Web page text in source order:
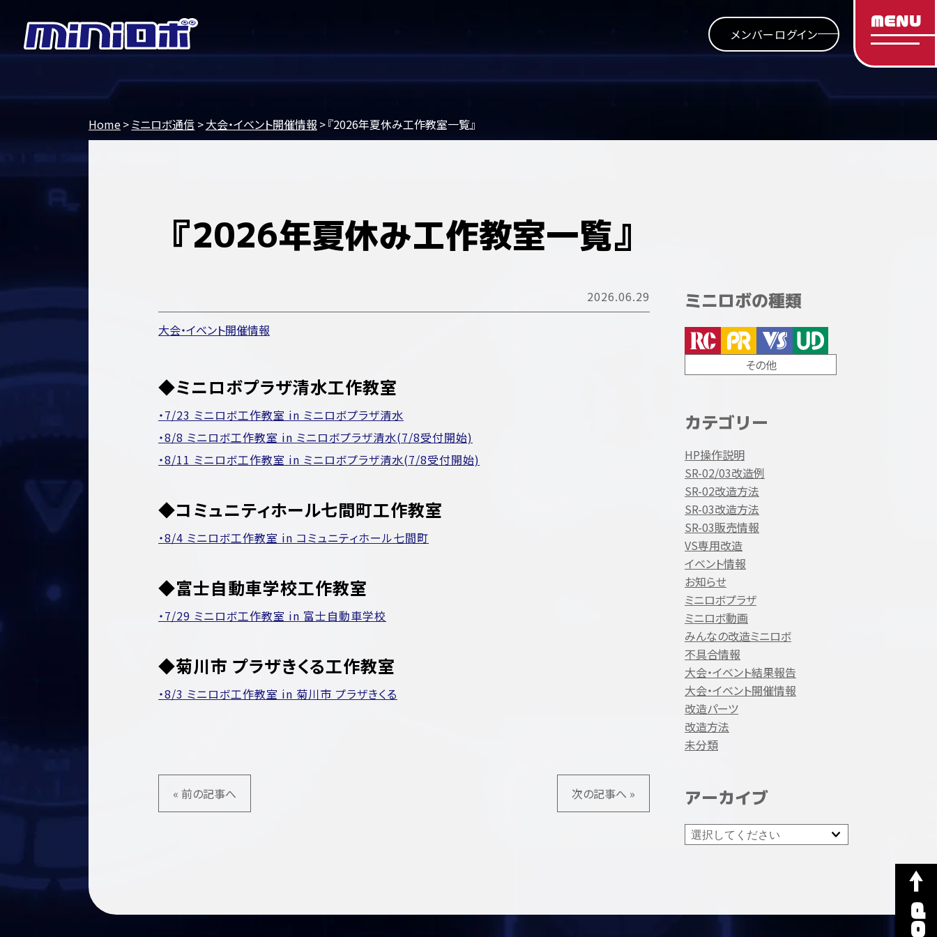
メンバーログイン
MENU
Home ミニロボ通信 大会・イベント開催情報 『2026年夏休み工作教室一覧』
『2026年夏休み工作教室一覧』
2026.06.29
大会・イベント開催情報
◆ミニロボプラザ清水工作教室
・7/23 ミニロボ工作教室 in ミニロボプラザ清水
・8/8 ミニロボ工作教室 in ミニロボプラザ清水(7/8受付開始)
・8/11 ミニロボ工作教室 in ミニロボプラザ清水(7/8受付開始)
◆コミュニティホール七間町工作教室
・8/4 ミニロボ工作教室 in コミュニティホール七間町
◆富士自動車学校工作教室
・7/29 ミニロボ工作教室 in 富士自動車学校
◆菊川市 プラザきくる工作教室
・8/3 ミニロボ工作教室 in 菊川市 プラザきくる
« 前の記事へ 次の記事へ »
ミニロボの種類
その他
カテゴリー
HP操作説明
SR-02/03改造例
SR-02改造方法
SR-03改造方法
SR-03販売情報
VS専用改造
イベント情報
お知らせ
ミニロボプラザ
ミニロボ動画
みんなの改造ミニロボ
不具合情報
大会・イベント結果報告
大会・イベント開催情報
改造パーツ
改造方法
未分類
アーカイブ